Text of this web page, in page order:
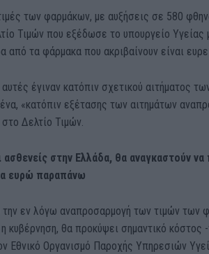
των φαρμάκων, με αυξήσεις σε 580
Τιμών που εξέδωσε το υπουργείο
από τα φάρμακα που ακριβαίνουν είναι
έγιναν κατόπιν σχετικού αιτήματος
«κατόπιν εξέτασης των αιτημάτων
Δελτίο Τιμών.
ασθενείς στην Ελλάδα, θα αναγκαστούν
ευρώ παραπάνω
εν λόγω αναπροσαρμογή των τιμών των
κυβέρνηση, θα προκύψει σημαντικό κόστος
Εθνικό Οργανισμό Παροχής Υπηρεσιών